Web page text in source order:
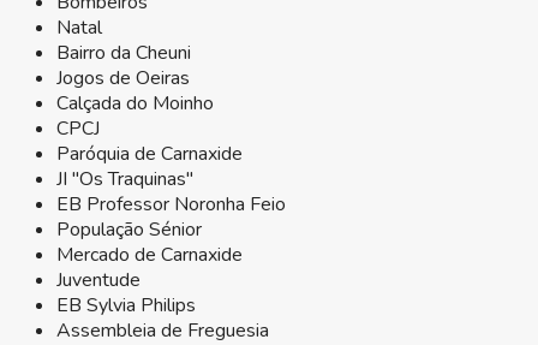
Natal
Bairro da Cheuni
Jogos de Oeiras
Calçada do Moinho
CPCJ
Paróquia de Carnaxide
JI "Os Traquinas"
EB Professor Noronha Feio
População Sénior
Mercado de Carnaxide
Juventude
EB Sylvia Philips
Assembleia de Freguesia